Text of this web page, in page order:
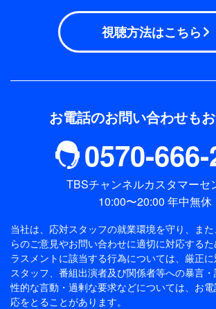
視聴方法はこちら
お電話のお問い合わせも
0570-
TBSチャンネルカスタマーセ
10:00〜20:00 年中無休
当社は、応対スタッフの就業環境を守り、ま
らのご意見やお問い合わせに適切に対応するた
ラスメントに該当する行為については、厳正
スタッフ、番組出演者及び関係者等への暴言・
性的な言動・過剰な要求などについては、お
応をとることがあります。